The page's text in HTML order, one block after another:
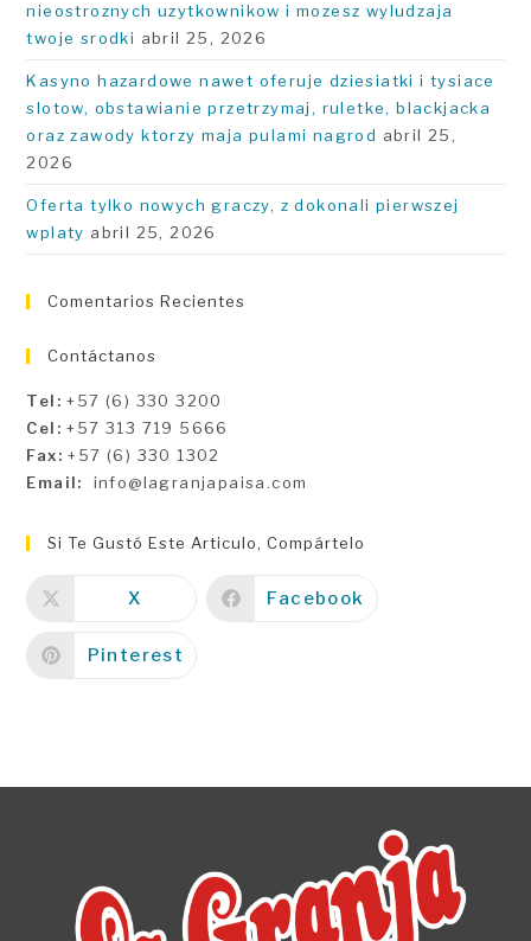
nieostroznych uzytkownikow i mozesz wyludzaja
twoje srodki abril 25, 2026
Kasyno hazardowe nawet oferuje dziesiatki i tysiace
slotow, obstawianie przetrzymaj, ruletke, blackjacka
oraz zawody ktorzy maja pulami nagrod abril 25,
2026
Oferta tylko nowych graczy, z dokonali pierwszej
wplaty abril 25, 2026
Comentarios Recientes
Contáctanos
Tel: +57 (6) 330 3200
Cel: +57 313 719 5666
Fax: +57 (6) 330 1302
Email:
info@lagranjapaisa.com
Si Te Gustó Este Articulo, Compártelo
X Facebook
Pinterest